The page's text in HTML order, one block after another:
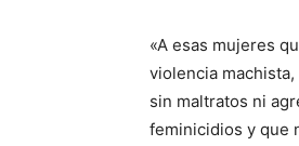
«A esas mujeres
violencia
sin maltratos ni
feminicidios y que